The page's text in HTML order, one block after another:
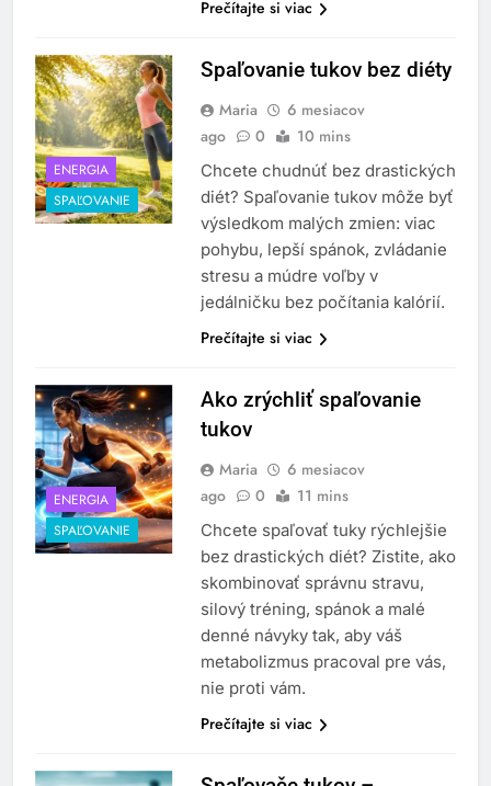
Prečítajte si viac
ENERGIA
SPAĽOVANIE
Spaľovanie tukov bez diéty
Maria
6 mesiacov
ago
0 10 mins
Chcete chudnúť bez drastických
diét? Spaľovanie tukov môže byť
výsledkom malých zmien: viac
pohybu, lepší spánok, zvládanie
stresu a múdre voľby v
jedálničku bez počítania kalórií.
Prečítajte si viac
ENERGIA
SPAĽOVANIE
Ako zrýchliť spaľovanie
tukov
Maria
6 mesiacov
ago
0 11 mins
Chcete spaľovať tuky rýchlejšie
bez drastických diét? Zistite, ako
skombinovať správnu stravu,
silový tréning, spánok a malé
denné návyky tak, aby váš
metabolizmus pracoval pre vás,
nie proti vám.
Prečítajte si viac